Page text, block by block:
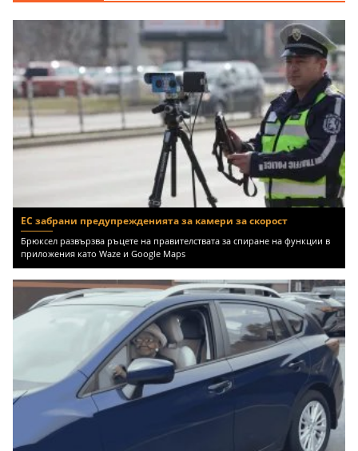
ЕС забрани предупрежденията за камери за скорост
Брюксел развързва ръцете на правителствата за спиране на функции в
приложения като Waze и Google Maps